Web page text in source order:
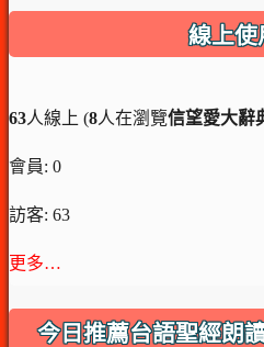
線上使
63人線上 (8人在瀏覽信望愛大辭
會員: 0
訪客: 63
更多…
今日推薦台語聖經朗